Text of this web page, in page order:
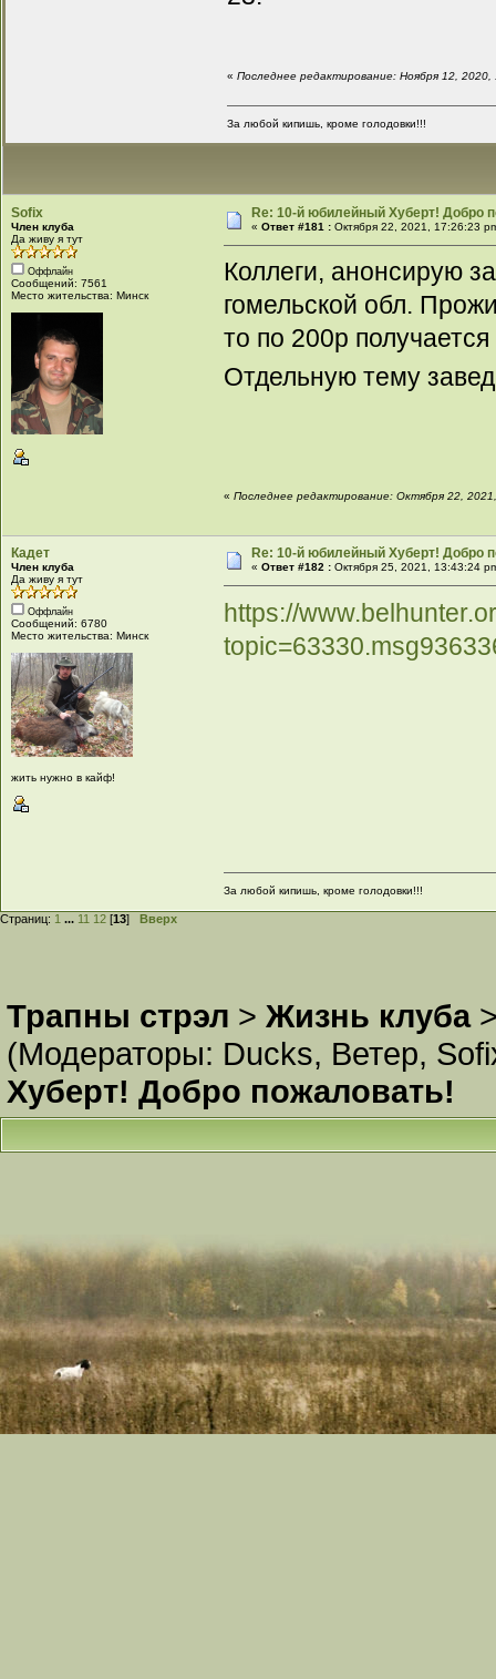
«Последнее редактирование: Ноября 12,
За любой кипишь, кроме голодовки!!!
Sofix
Член клуба
Да живу я тут
Оффлайн
Сообщений: 7561
Место жительства: Минск
Re: 10-й юбилейный Хуберт! Добро
«Ответ #181 : Октября 22, 2021, 17:26:23
Коллеги, анонсирую
гомельской обл.
то по 200р
Отдельную тему
«Последнее редактирование: Октября 22,
Кадет
Член клуба
Да живу я тут
Оффлайн
Сообщений: 6780
Место жительства: Минск
жить нужно в кайф!
Re: 10-й юбилейный Хуберт! Добро
«Ответ #182 : Октября 25, 2021, 13:43:24
https://
За любой кипишь, кроме голодовки!!!
Страниц: 1 ... 11 12 [13] Вверх
Трапны стрэл > Жизнь клуба
(Модераторы: Ducks, Ветер,
Хуберт! Добро пожаловать!